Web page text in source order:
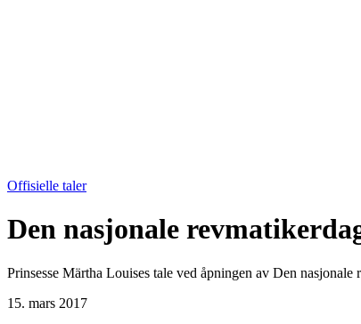
Offisielle taler
Den nasjonale
Prinsesse Märtha Louises tale ved åpningen av Den
15. mars 2017